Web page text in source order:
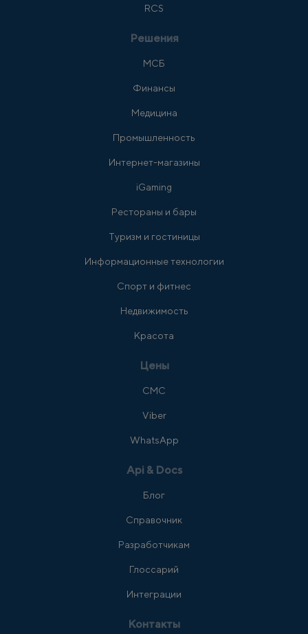
RCS
Решения
МСБ
Финансы
Медицина
Промышленность
Интернет-магазины
iGaming
Рестораны и бары
Туризм и гостиницы
Информационные технологии
Спорт и фитнес
Недвижимость
Красота
Цены
СМС
Viber
WhatsApp
Api & Docs
Блог
Справочник
Разработчикам
Глоссарий
Интеграции
Контакты